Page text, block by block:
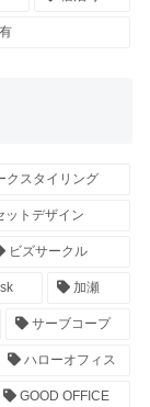
クスタイリング
ットデザイン
ビズサークル
加瀬
サーブコープ
ハローオフィス
GOOD OFFICE